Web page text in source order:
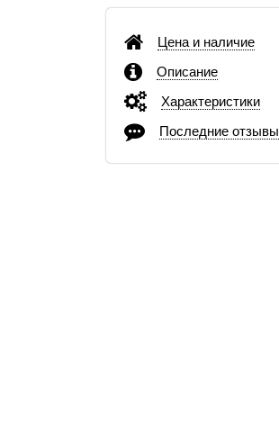
Цена и наличие
Описание
Характеристики
Последние отзывы